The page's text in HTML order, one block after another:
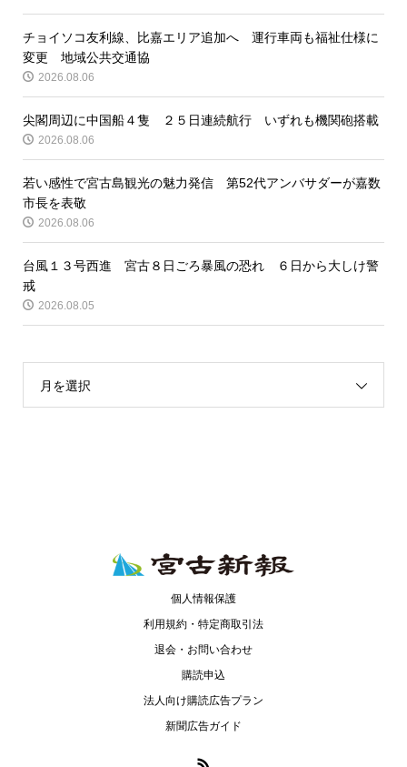
チョイソコ友利線、比嘉エリア追加へ 運行車両も福祉仕様に
変更 地域公共交通協
2026.08.06
尖閣周辺に中国船４隻 ２５日連続航行 いずれも機関砲搭載
2026.08.06
若い感性で宮古島観光の魅力発信 第52代アンバサダーが嘉数
市長を表敬
2026.08.06
台風１３号西進 宮古８日ごろ暴風の恐れ ６日から大しけ警
戒
2026.08.05
月を選択
個人情報保護
利用規約・特定商取引法
退会・お問い合わせ
購読申込
法人向け購読広告プラン
新聞広告ガイド